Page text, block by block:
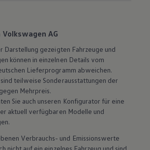
AG
Darstellung gezeigten Fahrzeuge und
können in einzelnen Details vom
Lieferprogramm abweichen.
teilweise Sonderausstattungen der
Mehrpreis.
Sie auch unseren Konfigurator für eine
aktuell verfügbaren Modelle und
Verbrauchs- und Emissionswerte